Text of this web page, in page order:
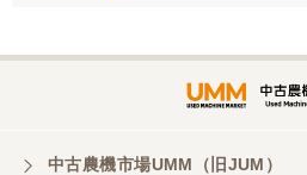
中古農機市場UMM（旧JUM）